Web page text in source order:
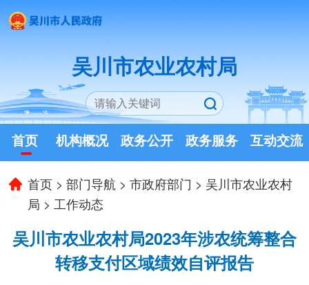
吴川市农业农村局
首页 机构概况 政务公开 政务服务 互动交流
首页 >部门导航 >市政府部门 > 吴川市农业农村
局 > 工作动态
吴川市农业农村局2023年涉农统筹整合
转移支付区域绩效自评报告